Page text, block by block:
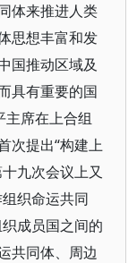
体来推进人类
思想丰富和发
国推动区域及
具有重要的国
席在上合组
次提出“构建上
九次会议上又
织命运共同
成员国之间的
共同体、周边